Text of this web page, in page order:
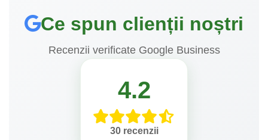
Ce spun clienții noștri
Recenzii verificate Google Business
4.2
30 recenzii